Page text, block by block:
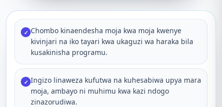
✓ Chombo kinaendesha moja kwa moja kwenye
kivinjari na iko tayari kwa ukaguzi wa haraka bila
kusakinisha programu.
✓ Ingizo linaweza kufutwa na kuhesabiwa upya mara
moja, ambayo ni muhimu kwa kazi ndogo
zinazorudiwa.